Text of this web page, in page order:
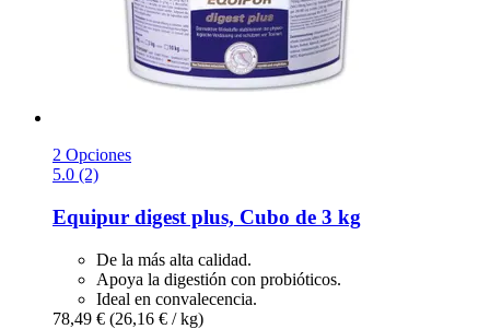
2 Opciones
5.0 (2)
Equipur digest plus, Cubo de 3 kg
De la más alta calidad.
Apoya la digestión con probióticos.
Ideal en convalecencia.
78,49 € (26,16 € / kg)